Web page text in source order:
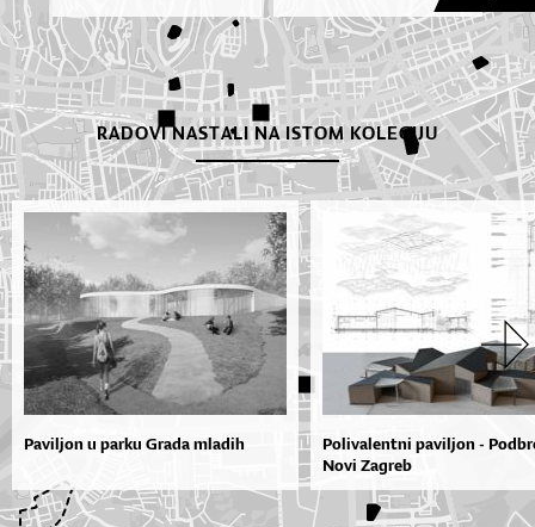
RADOVI NASTALI NA ISTOM KOLEGIJU
Paviljon u parku Grada mladih
Polivalentni paviljon -
Novi Zagreb